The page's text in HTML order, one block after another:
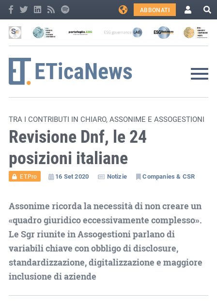
ABBONATI
TRA I CONTRIBUTI IN CHIARO, ASSONIME E ASSOGESTIONI
Revisione Dnf, le 24
posizioni italiane
ET.Pro 16 Set 2020 Notizie Companies & CSR
Assonime ricorda la necessità di non creare un
«quadro giuridico eccessivamente complesso».
Le Sgr riunite in Assogestioni parlano di
variabili chiave con obbligo di disclosure,
standardizzazione, digitalizzazione e maggiore
inclusione di aziende